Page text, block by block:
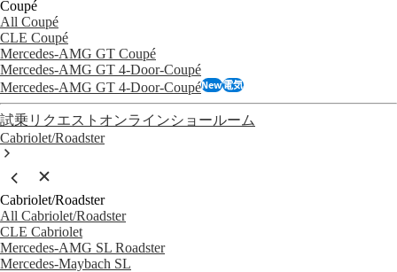
Coupé
All Coupé
CLE Coupé
Mercedes-AMG GT Coupé
Mercedes-AMG GT 4-Door-Coupé
Mercedes-AMG GT 4-Door-CoupéNew電気
試乗リクエスト オンラインショールーム
Cabriolet/Roadster
Cabriolet/Roadster
All Cabriolet/Roadster
CLE Cabriolet
Mercedes-AMG SL Roadster
Mercedes-Maybach SL